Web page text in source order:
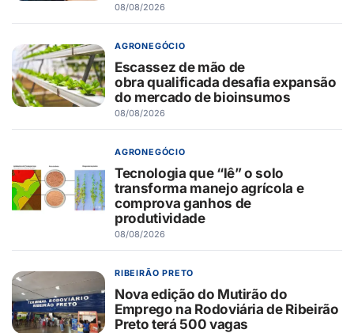
08/08/2026
AGRONEGÓCIO
Escassez de mão de
obra qualificada desafia expansão
do mercado de bioinsumos
08/08/2026
AGRONEGÓCIO
Tecnologia que “lê” o solo
transforma manejo agrícola e
comprova ganhos de
produtividade
08/08/2026
RIBEIRÃO PRETO
Nova edição do Mutirão do
Emprego na Rodoviária de Ribeirão
Preto terá 500 vagas